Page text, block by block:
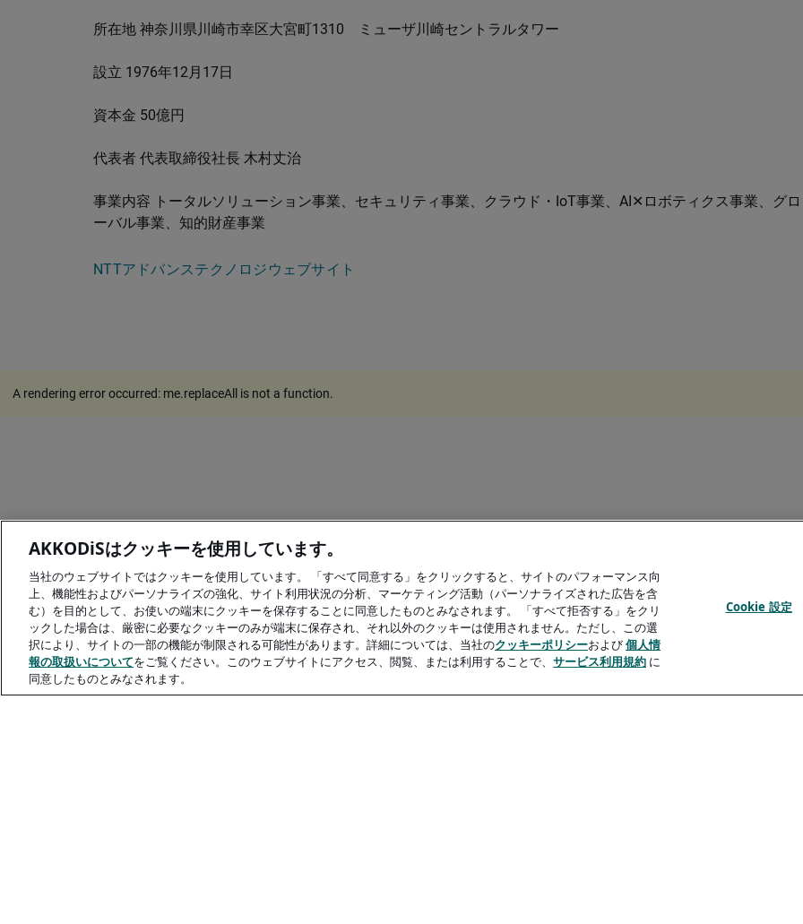
所在地 神奈川県川崎市幸区大宮町1310 ミューザ川崎セントラルタワー
設立 1976年12月17日
資本金 50億円
代表者 代表取締役社長 木村丈治
事業内容 トータルソリューション事業、セキュリティ事業、クラウド・IoT事業、AI✕ロボティクス事業、グロ
ーバル事業、知的財産事業
NTTアドバンステクノロジウェブサイト
A rendering error occurred: me.replaceAll is not a function.
AKKODiSはクッキーを使用しています。
当社のウェブサイトではクッキーを使用しています。 「すべて同意する」をクリックすると、サイトのパフォーマンス向
上、機能性およびパーソナライズの強化、サイト利用状況の分析、マーケティング活動（パーソナライズされた広告を含
む）を目的として、お使いの端末にクッキーを保存することに同意したものとみなされます。 「すべて拒否する」をクリ
ックした場合は、厳密に必要なクッキーのみが端末に保存され、それ以外のクッキーは使用されません。ただし、この選
択により、サイトの一部の機能が制限される可能性があります。詳細については、当社のクッキーポリシーおよび個人情
報の取扱いについてをご覧ください。このウェブサイトにアクセス、閲覧、または利用することで、 サービス利用規約 に
同意したものとみなされます。
Cookie 設定